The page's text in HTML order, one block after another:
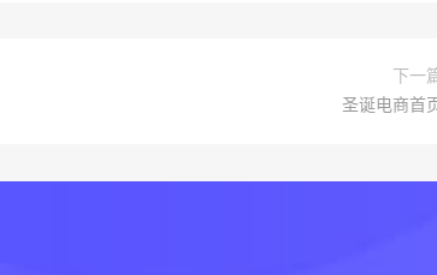
下一
圣诞电商首